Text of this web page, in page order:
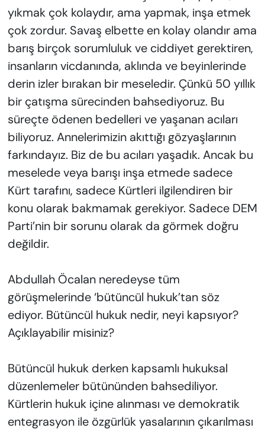
yıkmak çok kolaydır, ama yapmak, inşa etmek
çok zordur. Savaş elbette en kolay olandır ama
barış birçok sorumluluk ve ciddiyet gerektiren,
insanların vicdanında, aklında ve beyinlerinde
derin izler bırakan bir meseledir. Çünkü 50 yıllık
bir çatışma sürecinden bahsediyoruz. Bu
süreçte ödenen bedelleri ve yaşanan acıları
biliyoruz. Annelerimizin akıttığı gözyaşlarının
farkındayız. Biz de bu acıları yaşadık. Ancak bu
meselede veya barışı inşa etmede sadece
Kürt tarafını, sadece Kürtleri ilgilendiren bir
konu olarak bakmamak gerekiyor. Sadece DEM
Parti’nin bir sorunu olarak da görmek doğru
değildir.
Abdullah Öcalan neredeyse tüm
görüşmelerinde ‘bütüncül hukuk’tan söz
ediyor. Bütüncül hukuk nedir, neyi kapsıyor?
Açıklayabilir misiniz?
Bütüncül hukuk derken kapsamlı hukuksal
düzenlemeler bütününden bahsediliyor.
Kürtlerin hukuk içine alınması ve demokratik
entegrasyon ile özgürlük yasalarının çıkarılması